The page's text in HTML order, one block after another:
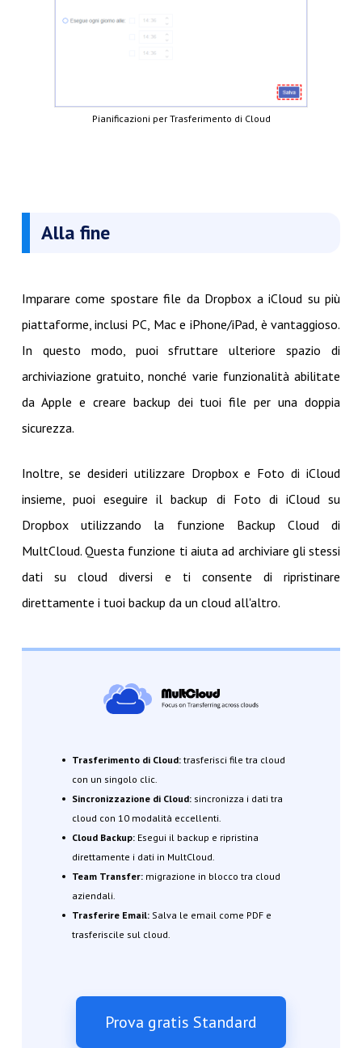
Pianificazioni per Trasferimento di Cloud
Alla fine
Imparare come spostare file da Dropbox a iCloud su più
piattaforme, inclusi PC, Mac e iPhone/iPad, è vantaggioso.
In questo modo, puoi sfruttare ulteriore spazio di
archiviazione gratuito, nonché varie funzionalità abilitate
da Apple e creare backup dei tuoi file per una doppia
sicurezza.
Inoltre, se desideri utilizzare Dropbox e Foto di iCloud
insieme, puoi eseguire il backup di Foto di iCloud su
Dropbox utilizzando la funzione Backup Cloud di
MultCloud. Questa funzione ti aiuta ad archiviare gli stessi
dati su cloud diversi e ti consente di ripristinare
direttamente i tuoi backup da un cloud all'altro.
Trasferimento di Cloud:trasferisci file tra cloud
con un singolo clic.
Sincronizzazione di Cloud: sincronizza i dati tra
cloud con 10 modalità eccellenti.
Cloud Backup:Esegui il backup e ripristina
direttamente i dati in MultCloud.
Team Transfer:migrazione in blocco tra cloud
aziendali.
Trasferire Email:Salva le email come PDF e
trasferiscile sul cloud.
Prova gratis Standard